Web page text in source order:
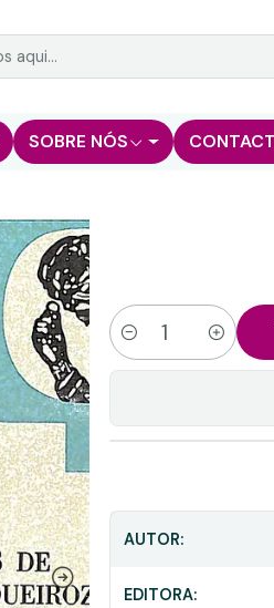
SOBRE NÓS
Quantidade
AUTOR:
EDITORA: